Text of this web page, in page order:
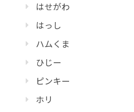
はせがわ
はっし
ハムくま
ひじー
ピンキー
ホリ